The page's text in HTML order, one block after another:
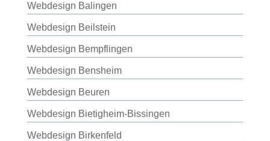
Webdesign Balingen
Webdesign Beilstein
Webdesign Bempflingen
Webdesign Bensheim
Webdesign Beuren
Webdesign Bietigheim-Bissingen
Webdesign Birkenfeld